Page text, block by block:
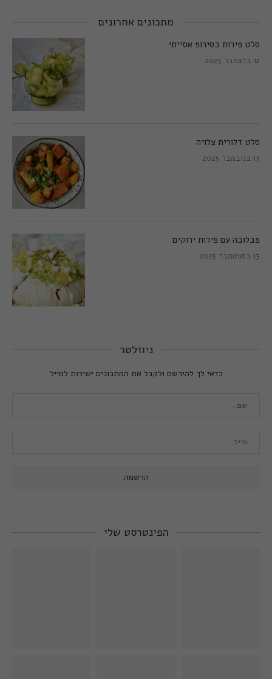
מתכונים אחרונים
סלט פירות בסירופ אסייתי
12 בדצמבר 2025
סלט דלורית צלויה
13 בנובמבר 2025
פבלובה עם פירות ירוקים
13 בספטמבר 2025
ניוזלטר
כדאי לך להירשם ולקבל את המתכונים ישירות למייל
הפינטרסט שלי